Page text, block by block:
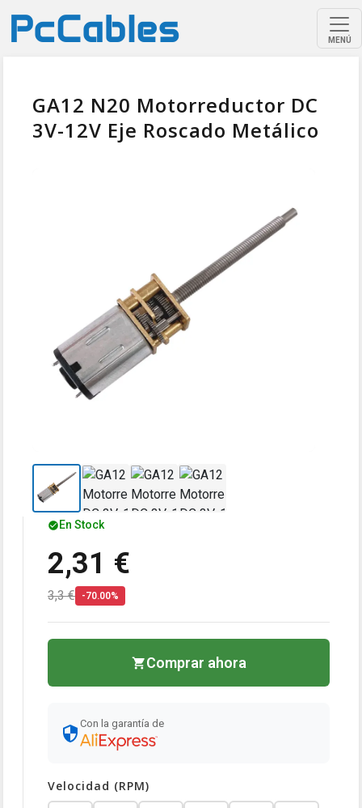
MENÚ
GA12 N20 Motorreductor DC
3V-12V Eje Roscado Metálico
En Stock
2,31 €
3,3 € -70.00%
Comprar ahora
Con la garantía de
Velocidad (RPM)